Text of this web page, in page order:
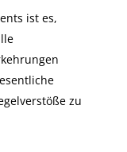
ist es,
zu